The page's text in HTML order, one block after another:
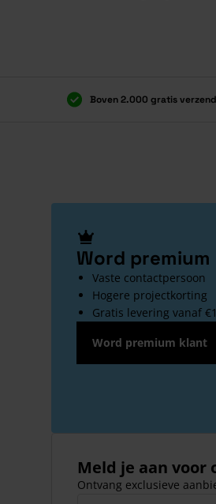
Boven 2.000 gratis
Word
Vaste contactpersoon
Hogere projectkorting
Gratis levering vanaf
Word premium klant
Meld je aan voor
Ontvang exclusieve